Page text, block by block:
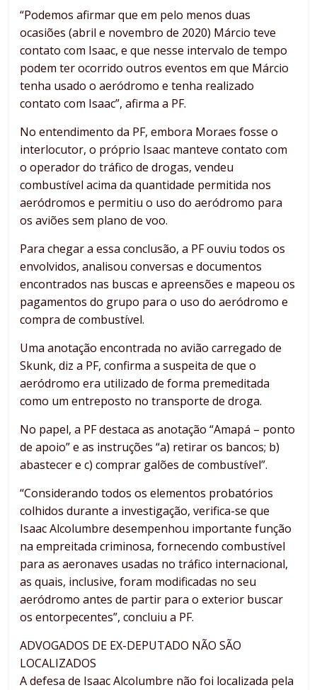
“Podemos afirmar que em pelo menos duas
ocasiões (abril e novembro de 2020) Márcio teve
contato com Isaac, e que nesse intervalo de tempo
podem ter ocorrido outros eventos em que Márcio
tenha usado o aeródromo e tenha realizado
contato com Isaac”, afirma a PF.
No entendimento da PF, embora Moraes fosse o
interlocutor, o próprio Isaac manteve contato com
o operador do tráfico de drogas, vendeu
combustível acima da quantidade permitida nos
aeródromos e permitiu o uso do aeródromo para
os aviões sem plano de voo.
Para chegar a essa conclusão, a PF ouviu todos os
envolvidos, analisou conversas e documentos
encontrados nas buscas e apreensões e mapeou os
pagamentos do grupo para o uso do aeródromo e
compra de combustível.
Uma anotação encontrada no avião carregado de
Skunk, diz a PF, confirma a suspeita de que o
aeródromo era utilizado de forma premeditada
como um entreposto no transporte de droga.
No papel, a PF destaca as anotação “Amapá – ponto
de apoio” e as instruções “a) retirar os bancos; b)
abastecer e c) comprar galões de combustível”.
“Considerando todos os elementos probatórios
colhidos durante a investigação, verifica-se que
Isaac Alcolumbre desempenhou importante função
na empreitada criminosa, fornecendo combustível
para as aeronaves usadas no tráfico internacional,
as quais, inclusive, foram modificadas no seu
aeródromo antes de partir para o exterior buscar
os entorpecentes”, concluiu a PF.
ADVOGADOS DE EX-DEPUTADO NÃO SÃO
LOCALIZADOS
A defesa de Isaac Alcolumbre não foi localizada pela